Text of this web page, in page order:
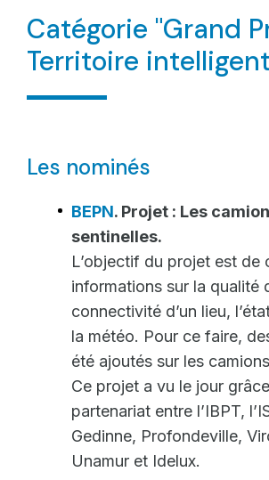
Catégorie "Grand
Territoire
Les nominés
BEPN. Projet : Les
sentinelles.
L’objectif du projet est de
informations sur la qualité
connectivité d’un lieu,
la météo. Pour ce faire,
été ajoutés sur les
Ce projet a vu le jour
partenariat entre l’IBPT,
Gedinne, Profondeville,
Unamur et Idelux.